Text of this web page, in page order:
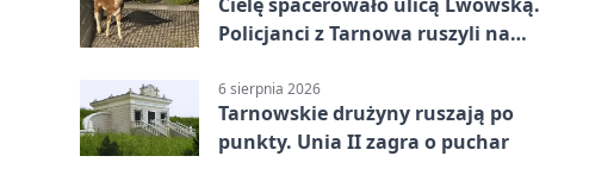
Policjanci z Tarnowa ruszyli na
6 sierpnia 2026
Tarnowskie drużyny ruszają po
punkty. Unia II zagra o puchar